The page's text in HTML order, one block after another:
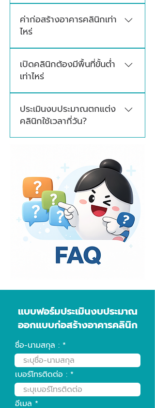
เบื้องต้นได้
เลือกใช้ ความซับซ้อนของงาน โดยจะมีการ
ประเมินงบประมาณและเสนอราคาหลังสำรวจ
ค่าก่อสร้างอาคารคลินิกเท่า
ไหร่
ของงานออกแบบ และเกรดวัสดุที่เลือกใช้ซึ่งเรา
จะยึดเกรดวัสดุตามมาตรฐานงานคลินิกเป็นหลัก
ราคาที่ชัดเจน
เปิดคลินิกต้องมีพื้นที่ขั้นต่ำ
เท่าไหร่
และขอบเขตการให้บริการ โดยทั่วไปพื้นที่ใช้สอย
ไม่ควรน้อยกว่า 20 ตารางเมตร และควรจัดสรร
ประเมินงบประมาณตกแต่ง
คลินิกใช้เวลากี่วัน?
ต้องสอบถามเพิ่มเติมหรือสำรวจพื้นที่เพิ่ม
เติม เพื่อให้ประเมินงบประมาณได้แม่นยำมากขึ้น
ครับ
แบบฟอร์มประเมินงบประมาณ
ออกแบบก่อสร้างอาคารคลินิก
ชื่อ-นามสกุล :
เบอร์โทรติดต่อ :
อีเมล